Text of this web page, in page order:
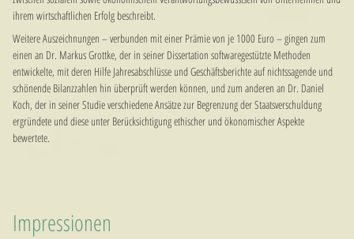
ihrem wirtschaftlichen Erfolg beschreibt.
Weitere Auszeichnungen – verbunden mit einer Prämie von je 1000 Euro – gingen zum
einen an Dr. Markus Grottke, der in seiner Dissertation softwaregestützte Methoden
entwickelte, mit deren Hilfe Jahresabschlüsse und Geschäftsberichte auf nichtssagende und
schönende Bilanzzahlen hin überprüft werden können, und zum anderen an Dr. Daniel
Koch, der in seiner Studie verschiedene Ansätze zur Begrenzung der Staatsverschuldung
ergründete und diese unter Berücksichtigung ethischer und ökonomischer Aspekte
bewertete.
Impressionen